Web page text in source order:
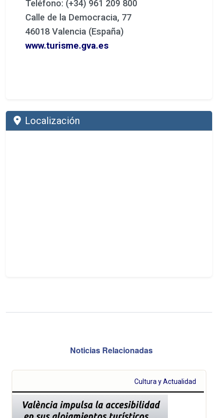
Teléfono: (+34) 961 209 800
Calle de la Democracia, 77
46018 Valencia (España)
www.turisme.gva.es
Localización
Noticias Relacionadas
Cultura y Actualidad